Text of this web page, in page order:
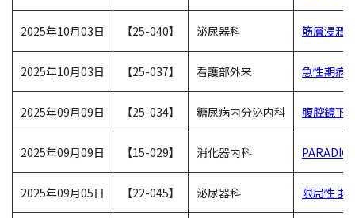
2025年10月03日 【25-040】 泌尿器科 筋層浸潤
2025年10月03日 【25-037】 看護部外来 急性期病
2025年09月09日 【25-034】 糖尿病内分泌内科 腹腔鏡下
2025年09月09日 【15-029】 消化器内科
2025年09月05日 【22-045】 泌尿器科 限局性ま